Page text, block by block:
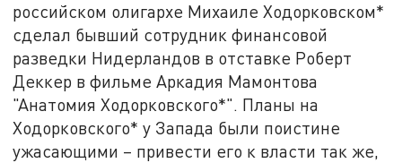
российском олигархе Михаиле Ходорковском*
сделал бывший сотрудник финансовой
разведки Нидерландов в отставке Роберт
Деккер в фильме Аркадия Мамонтова
"Анатомия Ходорковского*". Планы на
Ходорковского* у Запада были поистине
ужасающими – привести его к власти так же,